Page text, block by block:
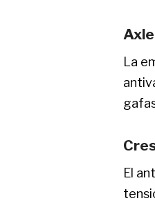
La
El